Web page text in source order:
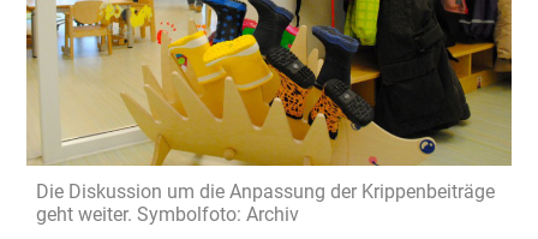
Die Diskussion um die Anpassung der Krippenbeiträge
geht weiter. Symbolfoto: Archiv